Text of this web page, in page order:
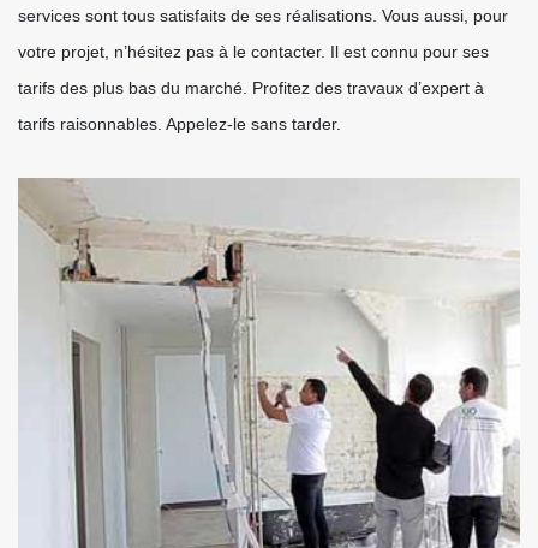
services sont tous satisfaits de ses réalisations. Vous aussi, pour
votre projet, n’hésitez pas à le contacter. Il est connu pour ses
tarifs des plus bas du marché. Profitez des travaux d’expert à
tarifs raisonnables. Appelez-le sans tarder.